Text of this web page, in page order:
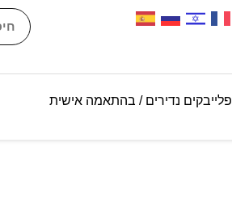
פלייבקים נדירים / בהתאמה אישית